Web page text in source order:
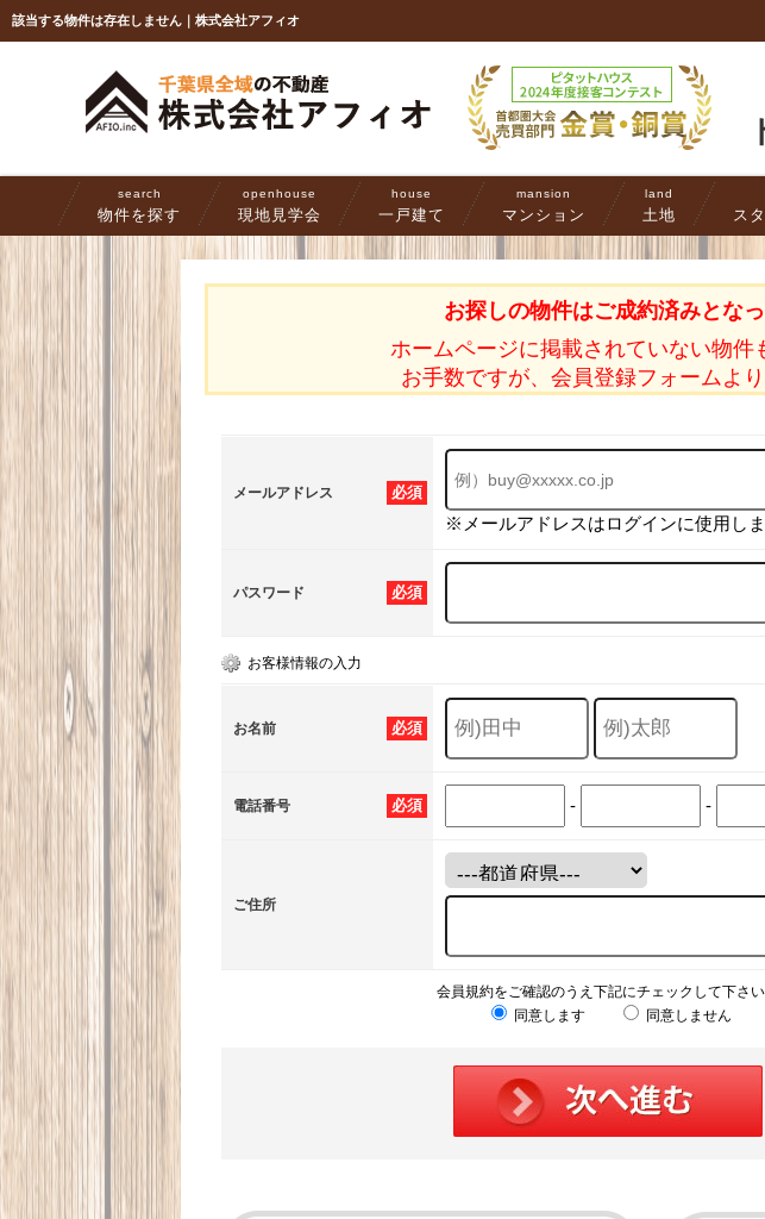
該当する物件は存在しません｜株式会社アフィオ
search
物件を探す
openhouse
現地見学会
house
一戸建て
mansion
マンション
land
土地 ス
お探しの物件はご成約済みとなっ
ホームページに掲載されていない物件
お手数ですが、会員登録フォームよ
必須
メールアドレス
※メールアドレスはログインに使用しま
必須
パスワード
お客様情報の入力
必須
お名前
必須
電話番号 - -
ご住所
会員規約をご確認のうえ下記にチェックして下さい
同意します
同意しません